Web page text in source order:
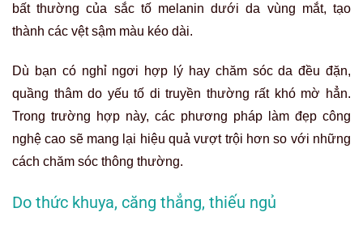
bất thường của sắc tố melanin dưới da vùng mắt, tạo
thành các vệt sậm màu kéo dài.
Dù bạn có nghỉ ngơi hợp lý hay chăm sóc da đều đặn,
quầng thâm do yếu tố di truyền thường rất khó mờ hẳn.
Trong trường hợp này, các phương pháp làm đẹp công
nghệ cao sẽ mang lại hiệu quả vượt trội hơn so với những
cách chăm sóc thông thường.
Do thức khuya, căng thẳng, thiếu ngủ